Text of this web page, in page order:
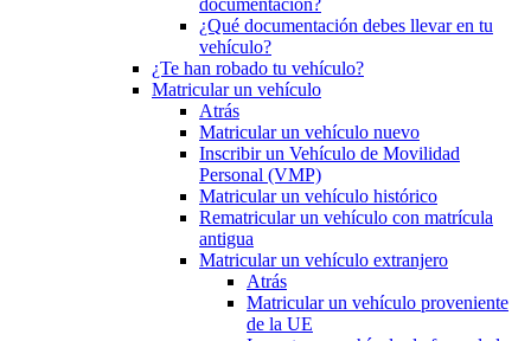
documentación?
¿Qué documentación debes llevar en tu
vehículo?
¿Te han robado tu vehículo?
Matricular un vehículo
Atrás
Matricular un vehículo nuevo
Inscribir un Vehículo de Movilidad
Personal (VMP)
Matricular un vehículo histórico
Rematricular un vehículo con matrícula
antigua
Matricular un vehículo extranjero
Atrás
Matricular un vehículo proveniente
de la UE